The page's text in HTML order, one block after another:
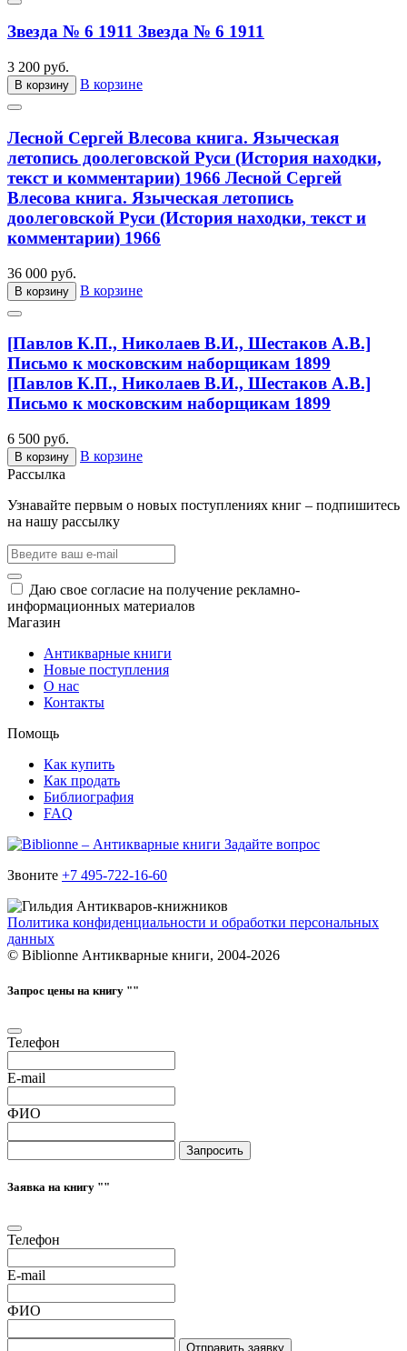
Звезда № 6 1911 Звезда № 6 1911
3 200 руб.
В корзину В корзине
Лесной Сергей Влесова книга. Языческая
летопись доолеговской Руси (История находки,
текст и комментарии) 1966 Лесной Сергей
Влесова книга. Языческая летопись
доолеговской Руси (История находки, текст и
комментарии) 1966
36 000 руб.
В корзину В корзине
[Павлов К.П., Николаев В.И., Шестаков А.В.]
Письмо к московским наборщикам 1899
[Павлов К.П., Николаев В.И., Шестаков А.В.]
Письмо к московским наборщикам 1899
6 500 руб.
В корзину
В корзине
Рассылка
Узнавайте первым о новых поступлениях книг – подпишитесь
на нашу рассылку
Даю свое согласие на получение рекламно-
информационных материалов
Магазин
Антикварные книги
Новые поступления
О нас
Контакты
Помощь
Как купить
Как продать
Библиография
FAQ
Задайте вопрос
Звоните +7 495-722-16-60
Политика конфиденциальности и обработки персональных
данных
© Biblionne Антикварные книги, 2004-2026
Запрос цены на книгу ""
Телефон
E-mail
ФИО
Запросить
Заявка на книгу ""
Телефон
E-mail
ФИО
Отправить заявку